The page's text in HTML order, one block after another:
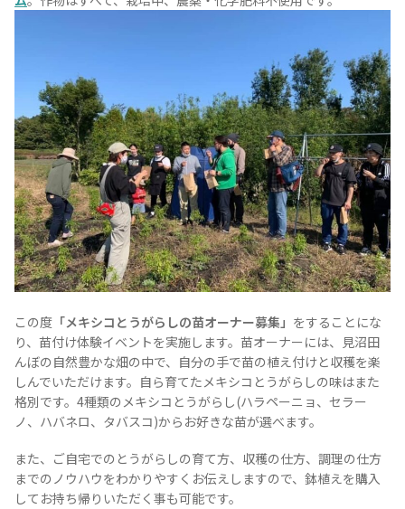
Tequila Journal SNS 在日メキシコ大使館 SNS
TEQUILA JOURNAL
この度 「メキシコとうがらしの苗オーナー募集」 をすることにな
り、苗付け体験イベントを実施します。苗オーナーには、見沼田
んぼの自然豊かな畑の中で、自分の手で苗の植え付けと収穫を楽
しんでいただけます。自ら育てたメキシコとうがらしの味はまた
格別です。4種類のメキシコとうがらし(ハラペーニョ、セラー
ノ、ハバネロ、タバスコ)からお好きな苗が選べます。
また、ご自宅でのとうがらしの育て方、収穫の仕方、調理の仕方
までのノウハウをわかりやすくお伝えしますので、鉢植えを購入
してお持ち帰りいただく事も可能です。